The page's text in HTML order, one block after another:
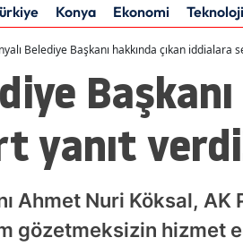
Konya Ekonomi Teknoloji
Belediye Başkanı hakkında çıkan iddialara
yanıt
Ahmet Nuri Köksal,
gözetmeksizin hizmet